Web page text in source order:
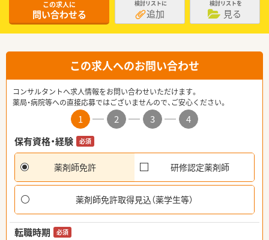
この求人に
問い合わせる
検討リストに
追加
検討リストを
見る
この求人へのお問い合わせ
コンサルタントへ求人情報をお問い合わせいただけます。
薬局・病院等への直接応募ではございませんので、ご安心ください。
1 2 3
4
保有資格・経験
必須
薬剤師免許 研修認定薬剤師
薬剤師免許取得見込（薬学生等）
転職時期 必須